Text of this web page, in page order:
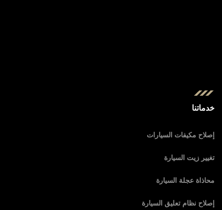
خدماتنا
إصلاح مكيفات السيارات
تغيير زيت السيارة
محاذاة عجلة السيارة
إصلاح نظام تعليق السيارة